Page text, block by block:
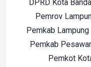
DPRD Kota
Pemrov
Pemkab Lampung
Pemkab
Pemkot